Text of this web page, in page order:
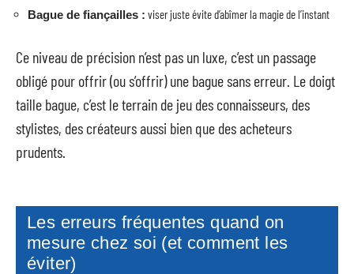
Bague de fiançailles : viser juste évite d’abîmer la magie de l’instant
Ce niveau de précision n’est pas un luxe, c’est un passage
obligé pour offrir (ou s’offrir) une bague sans erreur. Le doigt
taille bague, c’est le terrain de jeu des connaisseurs, des
stylistes, des créateurs aussi bien que des acheteurs
prudents.
Les erreurs fréquentes quand on
mesure chez soi (et comment les
éviter)